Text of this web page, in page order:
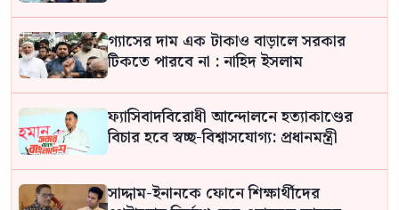
গ্যাসের দাম এক টাকাও বাড়ালে সরকার
টিকতে পারবে না : নাহিদ ইসলাম
ফ্যাসিবাদবিরোধী আন্দোলনে হত্যাকাণ্ডের
বিচার হবে স্বচ্ছ-বিশ্বাসযোগ্য: প্রধানমন্ত্রী
সাদ্দাম-ইনানকে ফোনে শিক্ষার্থীদের